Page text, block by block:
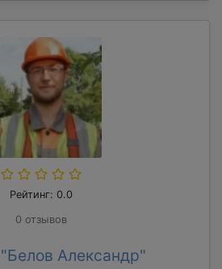
Рейтинг: 0.0
0 отзывов
Александр"